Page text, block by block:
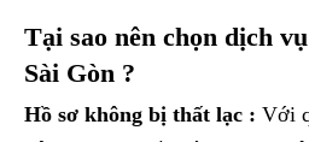
Tại sao nên chọn dịch
Sài Gòn ?
Hồ sơ không bị thất lạc : Với